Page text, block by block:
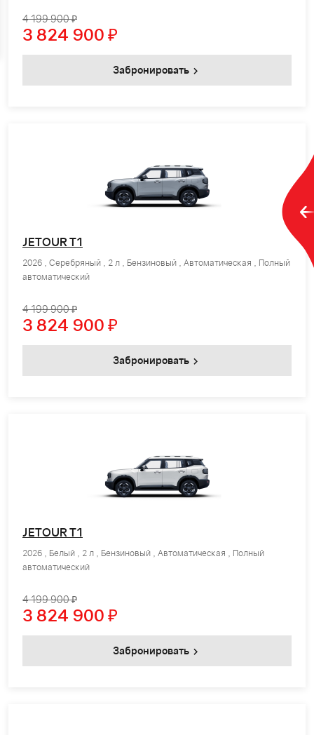
4 199 900 ₽
3 824 900 ₽
Забронировать
JETOUR T1
2026 , Серебряный , 2 л , Бензиновый , Автоматическая , Полный
автоматический
4 199 900 ₽
3 824 900 ₽
Забронировать
JETOUR T1
2026 , Белый , 2 л , Бензиновый , Автоматическая , Полный
автоматический
4 199 900 ₽
3 824 900 ₽
Забронировать